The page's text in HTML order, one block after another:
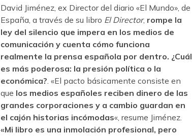
David Jiménez, ex Director del diario «El Mundo», de
España, a través de su libro El Director, rompe la
ley del silencio que impera en los medios de
comunicación y cuenta cómo funciona
realmente la prensa española por dentro. ¿Cuál
es más poderosa: la presión política o la
económica?. «El pacto básicamente consiste en
que los medios españoles reciben dinero de las
grandes corporaciones y a cambio guardan en
el cajón historias incómodas«, resume Jiménez.
«Mi libro es una inmolación profesional, pero